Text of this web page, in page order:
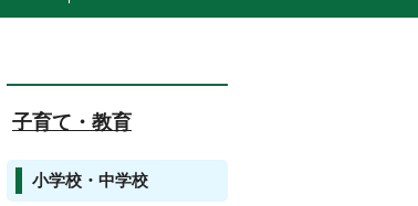
子育て・教育
小学校・中学校